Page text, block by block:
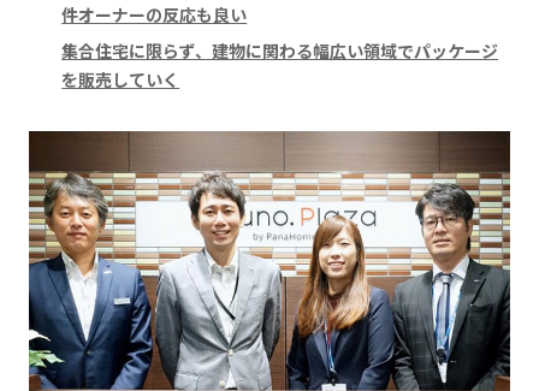
件オーナーの反応も良い
集合住宅に限らず、建物に関わる幅広い領域でパッケージ
を販売していく